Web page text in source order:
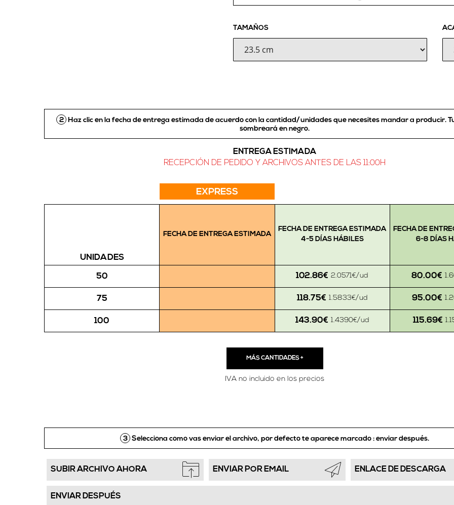
TAMAÑOS
2 Haz clic en la fecha de entrega estimada de acuerdo con la cantidad/unidades que necesites mandar a producir.
sombreará en negro.
ENTREGA ESTIMADA
RECEPCIÓN DE PEDIDO Y ARCHIVOS ANTES DE LAS 11:00H
UNIDADES
FECHA DE ENTREGA ESTIMADA
EXPRESS
FECHA DE ENTREGA ESTIMADA
4-5 DÍAS HÁBILES
FECHA DE
6-8 DÍAS
50 102.86€ 2.0571€/ud 80.00€
75 118.75€ 1.5833€/ud 95.00€
100 143.90€ 1.4390€/ud 115.69€
MÁS CANTIDADES+
IVA no incluido en los precios
3 Selecciona como vas enviar el archivo, por defecto te aparece marcado : enviar después.
SUBIR ARCHIVO AHORA ENVIAR POR EMAIL ENLACE DE DESCARGA
ENVIAR DESPUÉS